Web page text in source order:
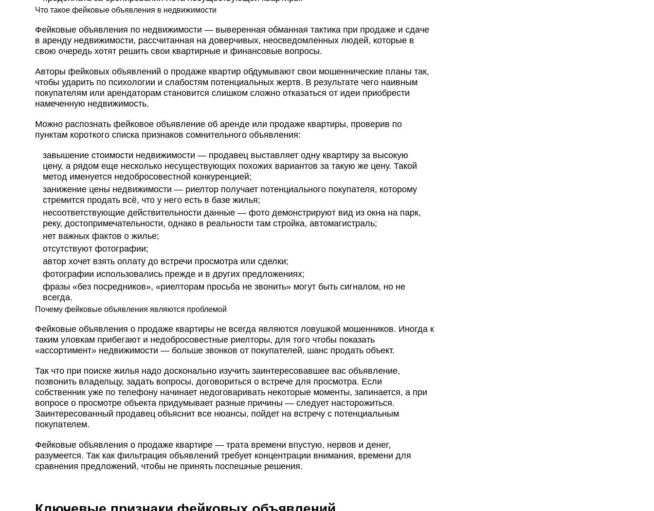
Что такое фейковые объявления в недвижимости
Фейковые объявления по недвижимости — выверенная обманная тактика при продаже и сдаче
в аренду недвижимости, рассчитанная на доверчивых, неосведомленных людей, которые в
свою очередь хотят решить свои квартирные и финансовые вопросы.
Авторы фейковых объявлений о продаже квартир обдумывают свои мошеннические планы так,
чтобы ударить по психологии и слабостям потенциальных жертв. В результате чего наивным
покупателям или арендаторам становится слишком сложно отказаться от идеи приобрести
намеченную недвижимость.
Можно распознать фейковое объявление об аренде или продаже квартиры, проверив по
пунктам короткого списка признаков сомнительного объявления:
завышение стоимости недвижимости — продавец выставляет одну квартиру за высокую
цену, а рядом еще несколько несуществующих похожих вариантов за такую же цену. Такой
метод именуется недобросовестной конкуренцией;
занижение цены недвижимости — риелтор получает потенциального покупателя, которому
стремится продать всё, что у него есть в базе жилья;
несоответствующие действительности данные — фото демонстрируют вид из окна на парк,
реку, достопримечательности, однако в реальности там стройка, автомагистраль;
нет важных фактов о жилье;
отсутствуют фотографии;
автор хочет взять оплату до встречи просмотра или сделки;
фотографии использовались прежде и в других предложениях;
фразы «без посредников», «риелторам просьба не звонить» могут быть сигналом, но не
всегда.
Почему фейковые объявления являются проблемой
Фейковые объявления о продаже квартиры не всегда являются ловушкой мошенников. Иногда к
таким уловкам прибегают и недобросовестные риелторы, для того чтобы показать
«ассортимент» недвижимости — больше звонков от покупателей, шанс продать объект.
Так что при поиске жилья надо досконально изучить заинтересовавшее вас объявление,
позвонить владельцу, задать вопросы, договориться о встрече для просмотра. Если
собственник уже по телефону начинает недоговаривать некоторые моменты, запинается, а при
вопросе о просмотре объекта придумывает разные причины — следует насторожиться.
Заинтересованный продавец объяснит все нюансы, пойдет на встречу с потенциальным
покупателем.
Фейковые объявления о продаже квартире — трата времени впустую, нервов и денег,
разумеется. Так как фильтрация объявлений требует концентрации внимания, времени для
сравнения предложений, чтобы не принять поспешные решения.